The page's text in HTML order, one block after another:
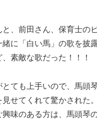
、前田さん、保育士の
緒に「白い馬」の歌を披
素敵な歌だった！！！
ても上手いので、馬頭
見せてくれて驚かされた
興味のある方は、馬頭琴